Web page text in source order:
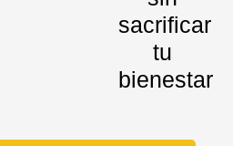
sacrificar
tu
bienestar